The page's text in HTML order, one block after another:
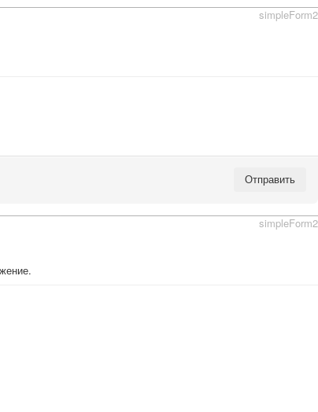
simpleForm2
Отправить
simpleForm2